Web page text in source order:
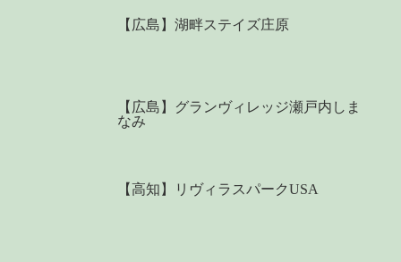
【広島】湖畔ステイズ庄原
【広島】グランヴィレッジ瀬戸内しま
なみ
【高知】リヴィラスパークUSA